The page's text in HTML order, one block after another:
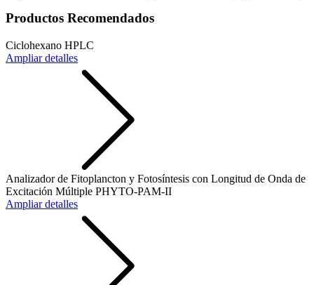
Productos Recomendados
Ciclohexano HPLC
Ampliar detalles
Analizador de Fitoplancton y Fotosíntesis con Longitud de Onda de
Excitación Múltiple PHYTO-PAM-II
Ampliar detalles